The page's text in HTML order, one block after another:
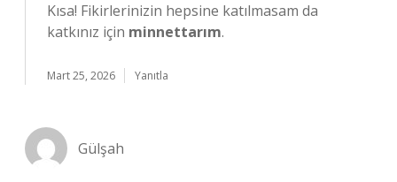
Kısa! Fikirlerinizin hepsine katılmasam da
katkınız için minnettarım.
Mart 25, 2026 Yanıtla
Gülşah